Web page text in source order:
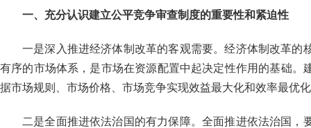
一、充分认识建立公平竞争审查制度的重要性和紧迫性
一是深入推进经济体制改革的客观需要。经济体制改革
有序的市场体系，是市场在资源配置中起决定性作用的基础
据市场规则、市场价格、市场竞争实现效益最大化和效率最优
二是全面推进依法治国的有力保障。全面推进依法治国